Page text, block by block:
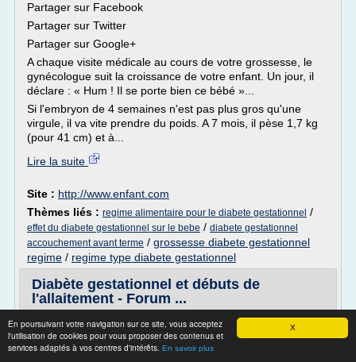
X
En poursuivant votre navigation sur ce site, vous acceptez
l'utilisation de cookies pour vous proposer des contenus et
services adaptés à vos centres d'intérêts. En savoir plus
Partager sur Facebook
Partager sur Twitter
Partager sur Google+
A chaque visite médicale au cours de votre grossesse, le
gynécologue suit la croissance de votre enfant. Un jour, il
déclare : « Hum ! Il se porte bien ce bébé »...
Si l'embryon de 4 semaines n'est pas plus gros qu'une
virgule, il va vite prendre du poids. A 7 mois, il pèse 1,7 kg
(pour 41 cm) et à...
Lire la suite
Site : http://www.enfant.com
Thèmes liés : regime alimentaire pour le diabete gestationnel /
effet du diabete gestationnel sur le bebe / diabete gestationnel
accouchement avant terme / grossesse diabete gestationnel
regime / regime type diabete gestationnel
Diabète gestationnel et débuts de
l'allaitement - Forum ...
1 810
Bonjour,